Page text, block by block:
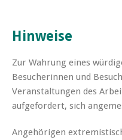
Hinweise
Zur Wahrung eines
Besucherinnen und
Veranstaltungen des
aufgefordert, sich
Angehörigen